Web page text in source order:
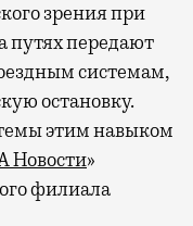
— тоже.
залы
Причем
более
зрения при
путях передают
системам,
остановку.
этим навыком
Новости»
филиала